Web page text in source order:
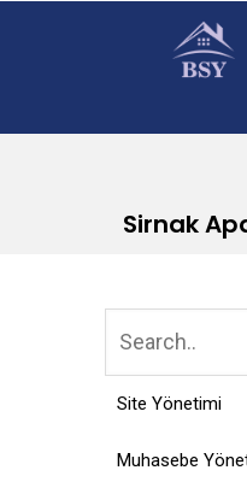
Sirnak
Site Yönetimi
Muhasebe